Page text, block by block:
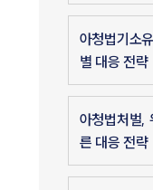
아청법기소
별 대응 전략
아청법처벌,
른 대응 전략